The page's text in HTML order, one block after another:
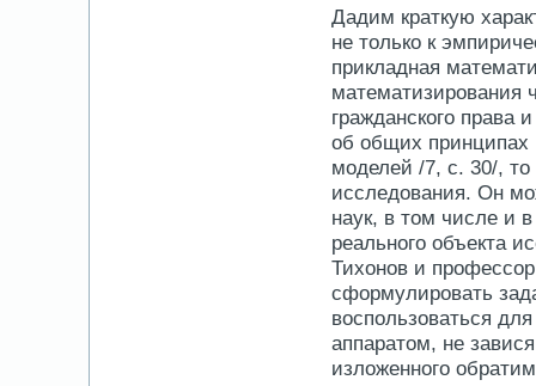
Дадим краткую
не только к
прикладная
математизирования
гражданского права
об общих принципах
моделей /7, с. 30/,
исследования. Он
наук, в том числе и
реального объекта
Тихонов и
сформулировать
воспользоваться
аппаратом, не
изложенного